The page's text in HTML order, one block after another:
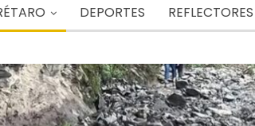
DEPORTES REFLECTORES